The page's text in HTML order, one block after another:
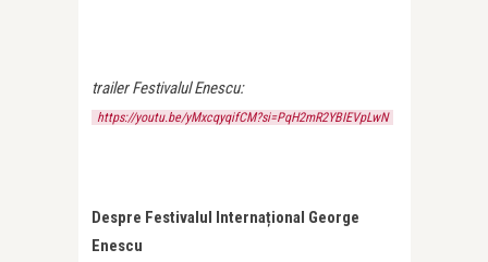
trailer Festivalul Enescu:
https://youtu.be/yMxcqyqifCM?si=PqH2mR2YBIEVpLwN
Despre Festivalul Internațional George
Enescu